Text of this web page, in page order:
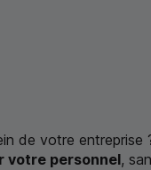
de votre entreprise
votre personnel,